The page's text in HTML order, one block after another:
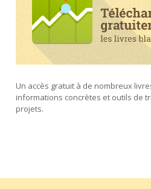
Un accès gratuit à de nombreux
informations concrètes et outils de
projets.